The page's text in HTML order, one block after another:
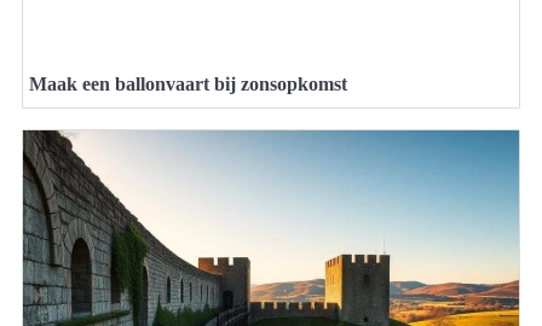
Maak een ballonvaart bij zonsopkomst